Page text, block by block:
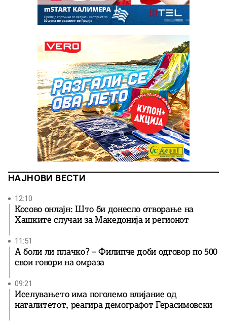
НАЈНОВИ ВЕСТИ
12:10
Косово онлајн: Што би донесло отворање на
Хашките случаи за Македонија и регионот
11:51
А боли ли плачко? – Филипче доби одговор по 500
свои говори на омраза
09:21
Иселувањето има поголемо влијание од
наталитетот, реагира демографот Герасимовски